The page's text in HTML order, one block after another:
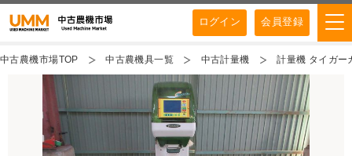
ログイン 会員登録
中古農機市場TOP 中古農機具一覧 中古計量機 計量機 タイガー